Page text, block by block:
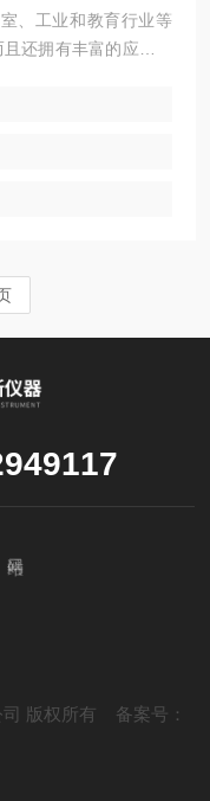
、工业和教育行业等
还拥有丰富的应用模
司 版权所有 备案号：